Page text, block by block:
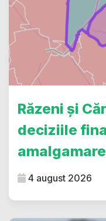
Răzeni și
deciziile
4 august 2026